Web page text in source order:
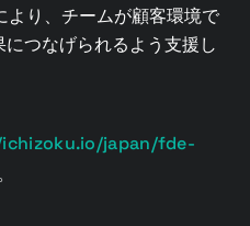
より、チームが顧客環境で
つなげられるよう支援し
japan/fde-